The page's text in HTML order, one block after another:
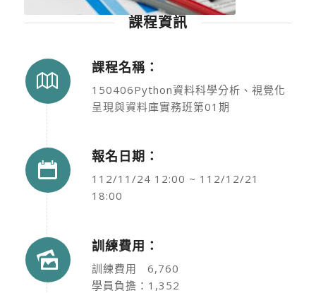
課程資訊
課程名稱：
150406Python資料科學分析、視覺化
呈現與資料庫實務班第01期
報名日期：
112/11/24 12:00 ~ 112/12/21
18:00
訓練費用：
訓練費用 6,760
學員負擔：1,352